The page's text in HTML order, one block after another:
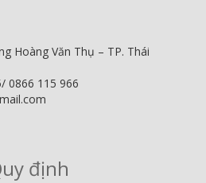
Hoàng Văn Thụ – TP. Thái
0866 115 966
định